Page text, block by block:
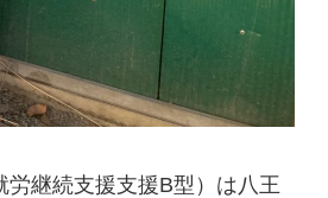
継続支援支援B型）は八王